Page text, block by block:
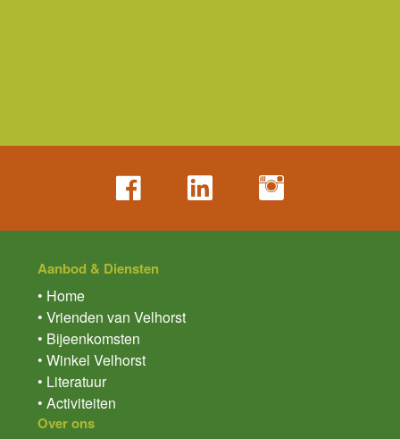
Aanbod & Diensten
• Home
• Vrienden van Velhorst
• Bijeenkomsten
• Winkel Velhorst
• Literatuur
• Activiteiten
Over ons